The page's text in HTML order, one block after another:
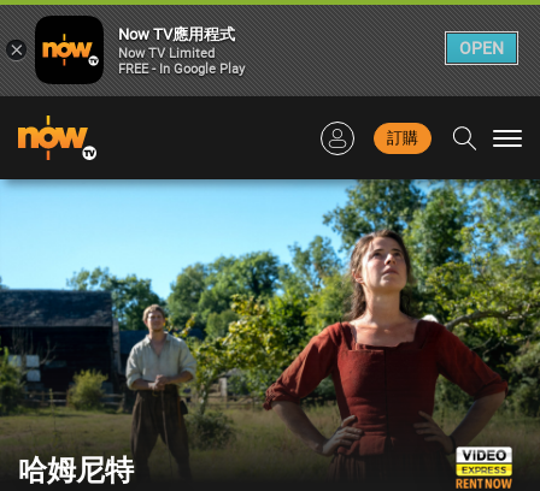
訂購
哈姆尼特
×
Now TV應用程式
Now TV Limited
FREE - In Google Play
OPEN